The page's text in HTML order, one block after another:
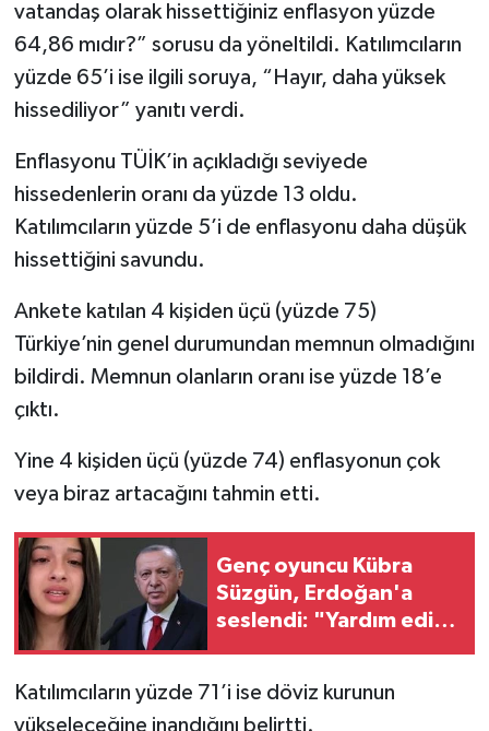
vatandaş olarak hissettiğiniz enflasyon yüzde
64,86 mıdır?” sorusu da yöneltildi. Katılımcıların
yüzde 65’i ise ilgili soruya, “Hayır, daha yüksek
hissediliyor” yanıtı verdi.
Enflasyonu TÜİK’in açıkladığı seviyede
hissedenlerin oranı da yüzde 13 oldu.
Katılımcıların yüzde 5’i de enflasyonu daha düşük
hissettiğini savundu.
Ankete katılan 4 kişiden üçü (yüzde 75)
Türkiye’nin genel durumundan memnun olmadığını
bildirdi. Memnun olanların oranı ise yüzde 18’e
çıktı.
Yine 4 kişiden üçü (yüzde 74) enflasyonun çok
veya biraz artacağını tahmin etti.
Genç oyuncu Kübra
Süzgün, Erdoğan'a
seslendi: "Yardım edin,
Katılımcıların yüzde 71’i ise döviz kurunun
yükseleceğine inandığını belirtti.